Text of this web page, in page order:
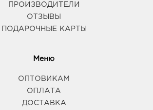
ПРОИЗВОДИТЕЛИ
ОТЗЫВЫ
ПОДАРОЧНЫЕ КАРТЫ
Меню
ОПТОВИКАМ
ОПЛАТА
ДОСТАВКА